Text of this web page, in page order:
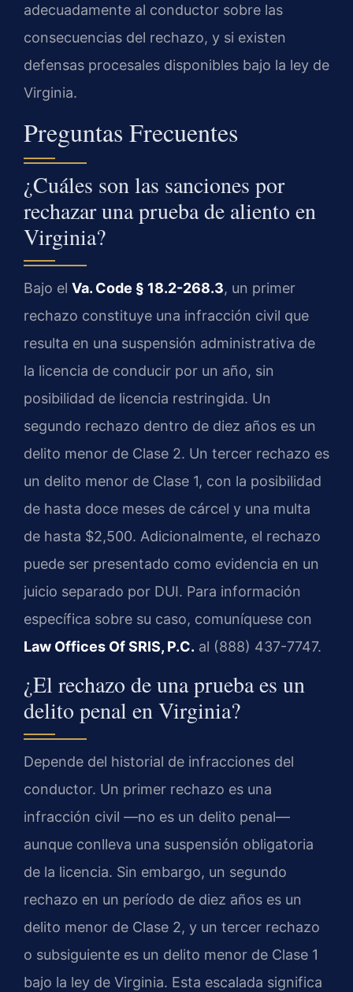
adecuadamente al conductor sobre las
consecuencias del rechazo, y si existen
defensas procesales disponibles bajo la ley de
Virginia.
Preguntas Frecuentes
¿Cuáles son las sanciones por
rechazar una prueba de aliento en
Virginia?
Bajo el Va. Code § 18.2-268.3, un primer
rechazo constituye una infracción civil que
resulta en una suspensión administrativa de
la licencia de conducir por un año, sin
posibilidad de licencia restringida. Un
segundo rechazo dentro de diez años es un
delito menor de Clase 2. Un tercer rechazo es
un delito menor de Clase 1, con la posibilidad
de hasta doce meses de cárcel y una multa
de hasta $2,500. Adicionalmente, el rechazo
puede ser presentado como evidencia en un
juicio separado por DUI. Para información
específica sobre su caso, comuníquese con
Law Offices Of SRIS, P.C. al (888) 437-7747.
¿El rechazo de una prueba es un
delito penal en Virginia?
Depende del historial de infracciones del
conductor. Un primer rechazo es una
infracción civil —no es un delito penal—
aunque conlleva una suspensión obligatoria
de la licencia. Sin embargo, un segundo
rechazo en un período de diez años es un
delito menor de Clase 2, y un tercer rechazo
o subsiguiente es un delito menor de Clase 1
bajo la ley de Virginia. Esta escalada significa